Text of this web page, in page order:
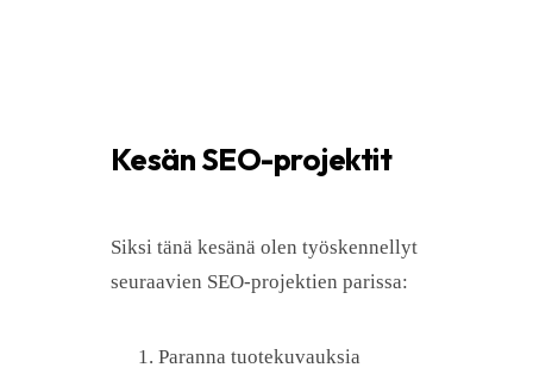
Kesän SEO-projektit
Siksi tänä kesänä olen työskennellyt
seuraavien SEO-projektien parissa:
Paranna tuotekuvauksia